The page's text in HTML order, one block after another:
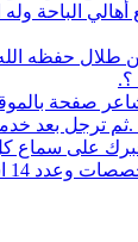
الباحة
طلال حفظه
؟.
صفحة
لمدة 25 عاما.
على